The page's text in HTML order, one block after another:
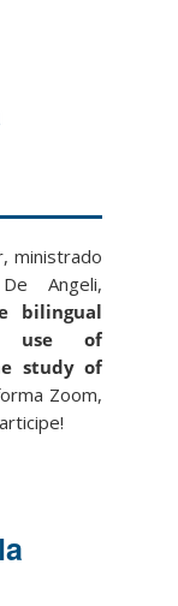
ministrado
Angeli,
bilingual
use of
study of
Zoom,